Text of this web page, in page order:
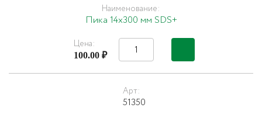
Наименование:
Пика 14х300 мм SDS+
Цена:
100.00 ₽
Арт:
51350